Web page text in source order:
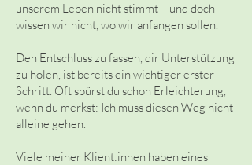
unserem Leben nicht stimmt – und doch
wissen wir nicht, wo wir anfangen sollen.
Den Entschluss zu fassen, dir Unterstützung
zu holen, ist bereits ein wichtiger erster
Schritt. Oft spürst du schon Erleichterung,
wenn du merkst: Ich muss diesen Weg nicht
alleine gehen.
Viele meiner Klient:innen haben eines